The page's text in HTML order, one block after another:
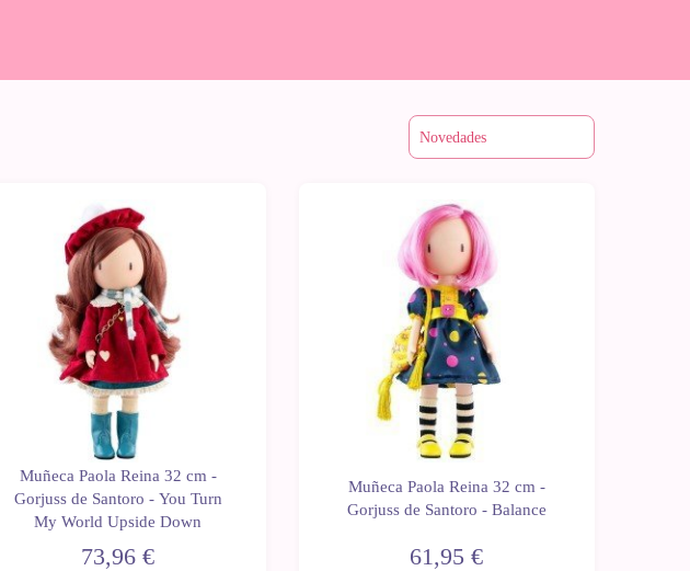
Muñeca Paola Reina 32 cm -
Gorjuss de Santoro - You Turn
My World Upside Down
73,96 €
Muñeca Paola Reina 32 cm -
Gorjuss de Santoro - Balance
61,95 €